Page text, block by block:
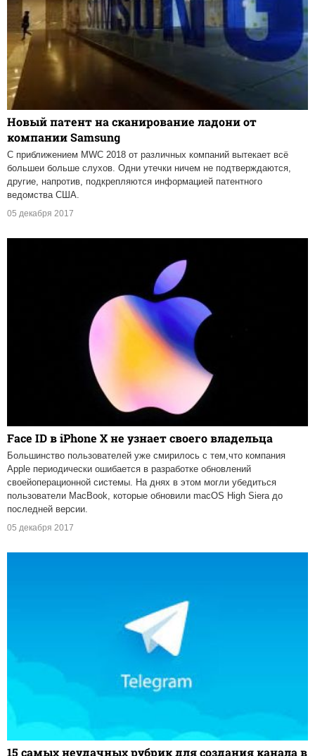
Новый патент на сканирование ладони от
компании Samsung
С приближением MWC 2018 от различных компаний вытекает всё
большеи больше слухов. Одни утечки ничем не подтверждаются,
другие, напротив, подкрепляются информацией патентного
ведомства США.
05 декабря 2017
Face ID в iPhone X не узнает своего владельца
Большинство пользователей уже смирилось с тем,что компания
Apple периодически ошибается в разработке обновлений
своейоперационной системы. На днях в этом могли убедиться
пользователи MacBook, которые обновили macOS High Siera до
последней версии.
05 декабря 2017
15 самых неудачных рубрик для создания канала в